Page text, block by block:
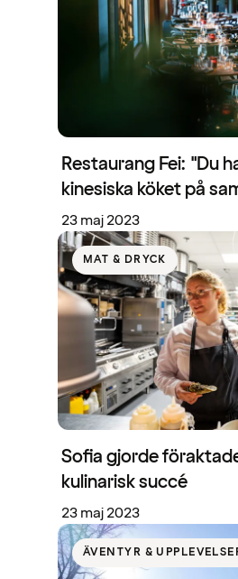
Restaurang Fei: "Du
kinesiska köket på
23 maj 2023
MAT & DRYCK
Sofia gjorde
kulinarisk succé
23 maj 2023
ÄVENTYR &